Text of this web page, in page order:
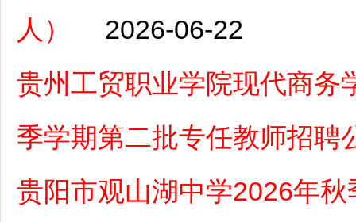
人）
2026-06-22
贵州工贸职业学院现代商务
季学期第二批专任教师招聘
贵阳市观山湖中学2026年